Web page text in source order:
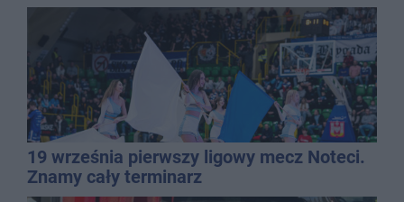
19 września pierwszy ligowy mecz Noteci.
Znamy cały terminarz